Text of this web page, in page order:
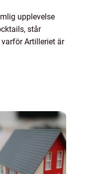
upplevelse
står
Artilleriet är